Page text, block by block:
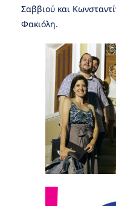
Σαββιού και
Φακιόλη.